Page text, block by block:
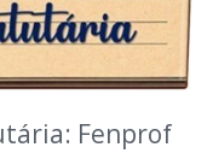
Fenprof